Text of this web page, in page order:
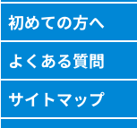
初めての方へ
よくある質問
サイトマップ